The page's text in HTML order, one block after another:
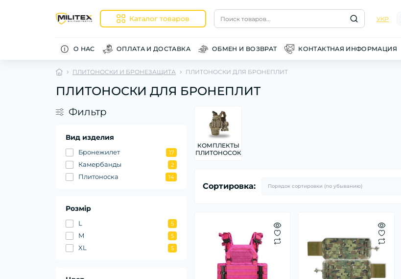
Каталог товаров Поиск товаров... УКР
О НАС ОПЛАТА И ДОСТАВКА ОБМЕН И ВОЗВРАТ КОНТАКТНАЯ ИНФОРМАЦИЯ
ПЛИТОНОСКИ И БРОНЕЗАЩИТА ПЛИТОНОСКИ ДЛЯ БРОНЕПЛИТ
ПЛИТОНОСКИ ДЛЯ БРОНЕПЛИТ
Фильтр
Вид изделия
Бронежилет 17
Камербанды 2
Плитоноска 14
Розмір
L 5
M 5
XL 5
КОМПЛЕКТЫ
ПЛИТОНОСОК
Сортировка: